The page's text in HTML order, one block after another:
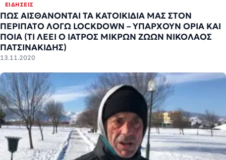
ΕΙΔΉΣΕΙΣ
ΠΩΣ ΑΙΣΘΑΝΟΝΤΑΙ ΤΑ ΚΑΤΟΙΚΙΔΙΑ ΜΑΣ ΣΤΟΝ
ΠΕΡΙΠΑΤΟ ΛΟΓΩ LOCKDOWN – ΥΠΑΡΧΟΥΝ ΟΡΙΑ ΚΑΙ
ΠΟΙΑ (ΤΙ ΛΕΕΙ Ο ΙΑΤΡΟΣ ΜΙΚΡΩΝ ΖΩΩΝ ΝΙΚΟΛΑΟΣ
ΠΑΤΣΙΝΑΚΙΔΗΣ)
13.11.2020